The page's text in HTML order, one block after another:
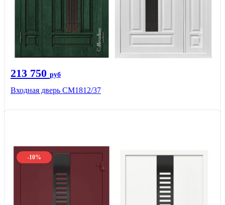
213 750 руб
Входная дверь СМ1812/37
-10%